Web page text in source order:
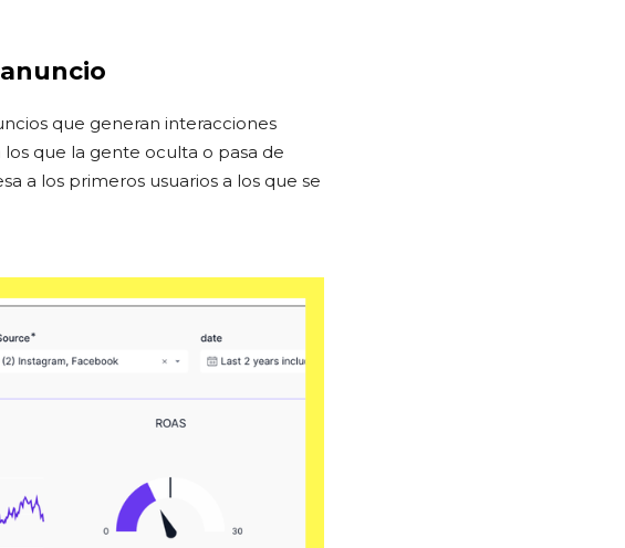
que generan interacciones
que la gente oculta o pasa de
a los primeros usuarios a los que se